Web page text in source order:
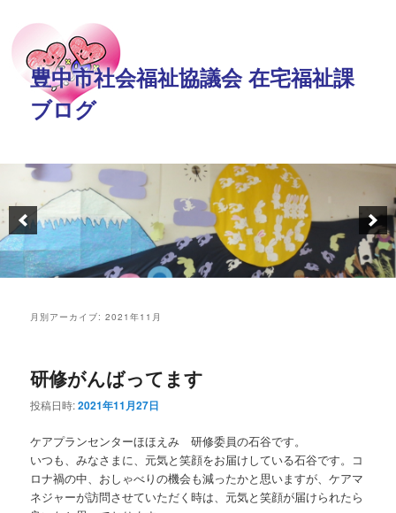
豊中市社会福祉協議会 在宅福祉課
ブログ
月別アーカイブ:2021年11月
研修がんばってます
投稿日時:2021年11月27日
ケアプランセンターほほえみ 研修委員の石谷です。
いつも、みなさまに、元気と笑顔をお届けしている石谷です。コ
ロナ禍の中、おしゃべりの機会も減ったかと思いますが、ケアマ
ネジャーが訪問させていただく時は、元気と笑顔が届けられたら